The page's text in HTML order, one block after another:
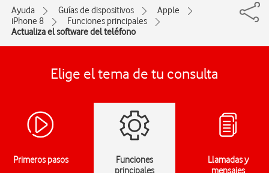
Ayuda Guías de dispositivos
Apple
iPhone 8
Funciones principales
Actualiza el software del teléfono
Elige el tema de tu consulta
Primeros pasos
Funciones
principales
Llamadas y
mensajes